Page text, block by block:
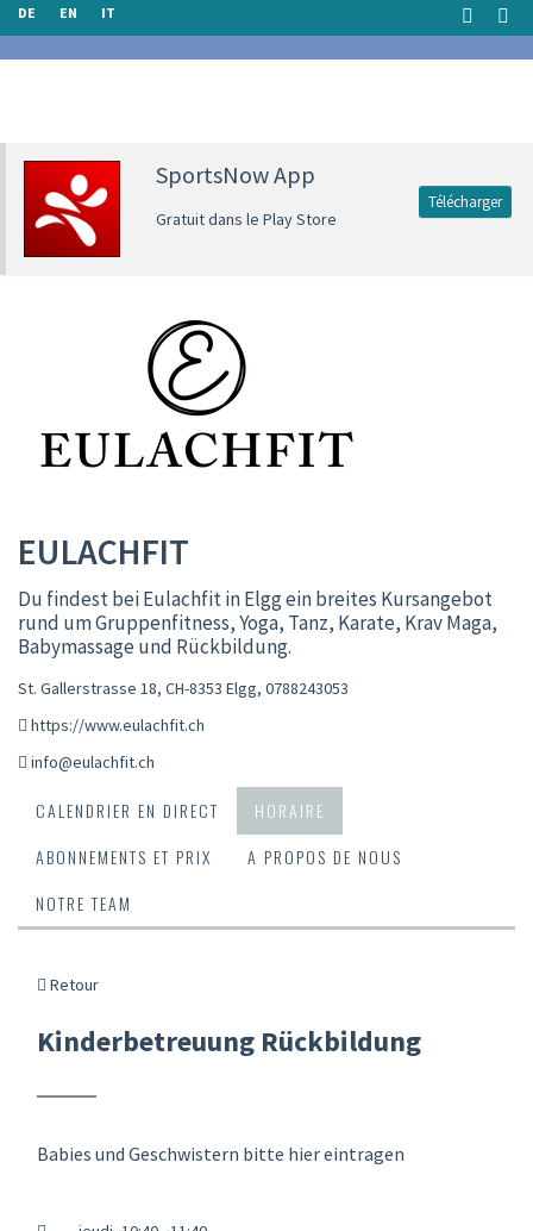
DE EN IT
SportsNow App
Gratuit dans le Play Store
Télécharger
EULACHFIT
Du findest bei Eulachfit in Elgg ein breites Kursangebot
rund um Gruppenfitness, Yoga, Tanz, Karate, Krav Maga,
Babymassage und Rückbildung.
St. Gallerstrasse 18, CH-8353 Elgg, 0788243053
https://www.eulachfit.ch
info@eulachfit.ch
CALENDRIER EN DIRECT
HORAIRE
ABONNEMENTS ET PRIX
A PROPOS DE NOUS
NOTRE TEAM
Retour
Kinderbetreuung Rückbildung
Babies und Geschwistern bitte hier eintragen